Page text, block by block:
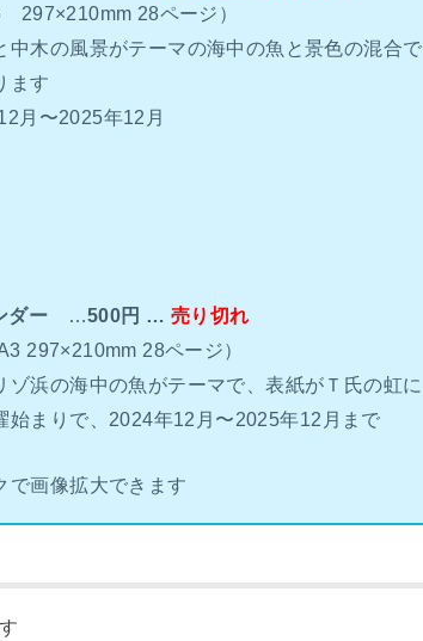
297×210mm 28ページ）
中木の風景がテーマの海中の魚と景色の混合で
ます
月〜2025年12月
ダー …500円 … 売り切れ
297×210mm 28ページ）
ゾ浜の海中の魚がテーマで、表紙がＴ氏の虹に
始まりで、2024年12月〜2025年12月まで
で画像拡大できます